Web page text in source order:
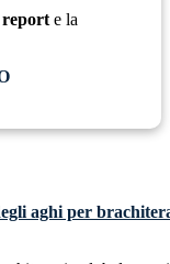
report e la
aghi per